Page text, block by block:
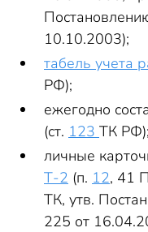
10.10.2003);
табель учета
РФ);
ежегодно
(ст. 123 ТК РФ);
личные
Т-2 (п. 12, 41
ТК, утв.
225 от